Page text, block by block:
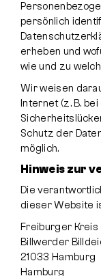
persönlich
erheben und
wie und zu
Wir weisen
Internet (z. B.
Schutz der
möglich.
Hinweis zur
Die
dieser Website
Freiburger Kreis
Billwerder
21033 Hamburg
Hamburg